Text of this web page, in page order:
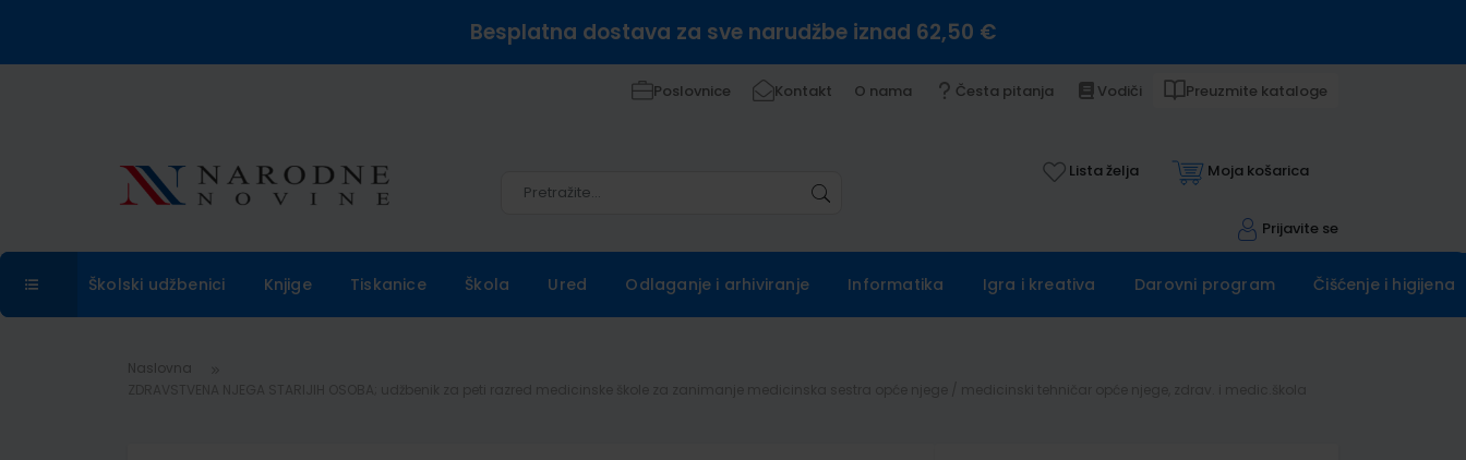
Besplatna dostava za sve narudžbe iznad 62,50 €
Poslovnice Kontakt O nama Česta pitanja Vodiči Preuzmite kataloge
Lista želja Moja košarica
Prijavite se
Školski udžbenici Knjige Tiskanice Škola Ured Odlaganje i arhiviranje Informatika Igra i kreativa Darovni program Čišćenje i higijena
Naslovna